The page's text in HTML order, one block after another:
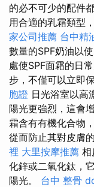
的必不可少的配件
用合適的乳霜類型
家公司推薦 台中精
數量的SPF奶油以
處使SPF面霜的日
步，不僅可以立即
胞證 日光浴室以高
陽光更強烈，這會
霜含有有機化合物
從而防止其對皮膚
裡 大里按摩推薦 相
化鋅或二氧化鈦，
陽光。 台中 整骨